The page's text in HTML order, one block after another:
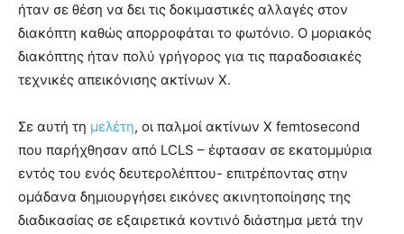
ήταν σε θέση να δει τις δοκιμαστικές αλλαγές στον
διακόπτη καθώς απορροφάται το φωτόνιο. Ο μοριακός
διακόπτης ήταν πολύ γρήγορος για τις παραδοσιακές
τεχνικές απεικόνισης ακτίνων Χ.
Σε αυτή τη μελέτη, οι παλμοί ακτίνων Χ femtosecond
που παρήχθησαν από LCLS – έφτασαν σε εκατομμύρια
εντός του ενός δευτερολέπτου- επιτρέποντας στην
ομάδανα δημιουργήσει εικόνες ακινητοποίησης της
διαδικασίας σε εξαιρετικά κοντινό διάστημα μετά την